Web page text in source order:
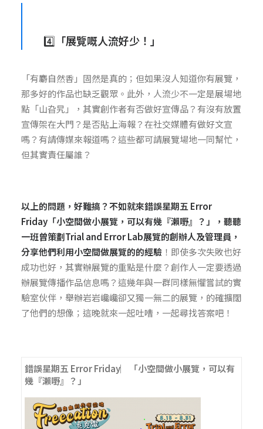
4️⃣ 「展覽嘅人流好少！」
「有麝自然香」固然是真的；但如果沒人知道你有展覽，
那多好的作品也缺乏觀眾。此外，人流少不一定是展場地
點「山旮旯」，其實創作者有否做好宣傳品？有沒有放置
宣傳架在大門？是否貼上海報？在社交媒體有做好文宣
嗎？有請傳媒來報道嗎？這些都可請展覽場地一同幫忙，
但其實責任屬誰？
以上的問題，好難搞？不如就來錯誤星期五 Error
Friday「小空間做小展覽，可以有幾『瀨嘢』？ 」，聽聽
一班曾策劃Trial and Error Lab展覽的創辦人及管理員，
分享他們利用小空間做展覽的的經驗 ！即使多次失敗也好
成功也好，其實辦展覽的重點是什麼？創作人一定要透過
辦展覽傳播作品信息嗎？這幾年與一群同樣無懼嘗試的實
驗室伙伴，舉辦岩岩巉巉卻又獨一無二的展覽，的確擴闊
了他們的想像；這晚就來一起吐嘈，一起尋找答案吧！
錯誤星期五 Error Friday︳「小空間做小展覽，可以有
幾『瀨嘢』？」